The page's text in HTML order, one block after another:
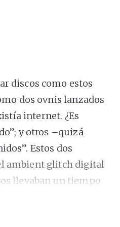
discos como estos
dos ovnis lanzados
internet. ¿Es
y otros –quizá
Estos dos
ambient glitch digital
llevaban un tiempo